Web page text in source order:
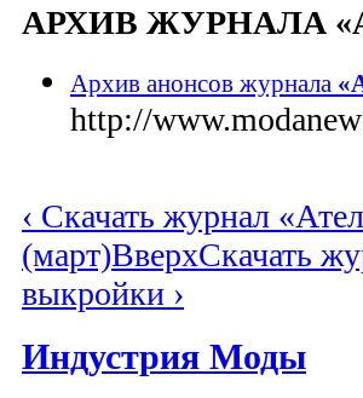
АРХИВ ЖУРНАЛА
Архив анонсов журнала
http://
‹ Скачать журнал
(март)ВверхСкачать
выкройки ›
Индустрия Моды